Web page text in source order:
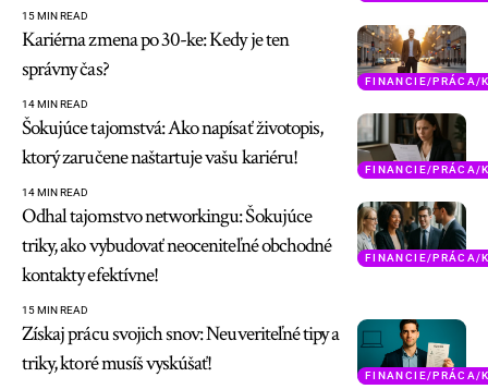
15 MIN READ
FINANCIE/PRÁCA/
Kariérna zmena po 30-ke: Kedy je ten
správny čas?
14 MIN READ
FINANCIE/PRÁCA/
Šokujúce tajomstvá: Ako napísať životopis,
ktorý zaručene naštartuje vašu kariéru!
14 MIN READ
FINANCIE/PRÁCA/
Odhal tajomstvo networkingu: Šokujúce
triky, ako vybudovať neoceniteľné obchodné
kontakty efektívne!
15 MIN READ
FINANCIE/PRÁCA/
Získaj prácu svojich snov: Neuveriteľné tipy a
triky, ktoré musíš vyskúšať!